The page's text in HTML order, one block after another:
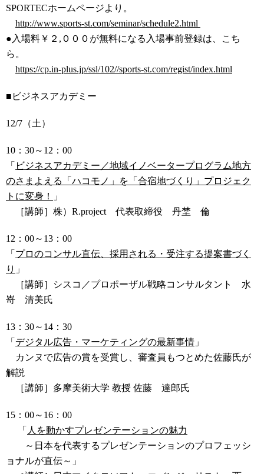
SPORTECホームページより。
http://www.sports-st.com/seminar/schedule2.html
●入場料￥２,０００が無料になる入場事前登録は、こち
ら。
https://cp.in-plus.jp/ssl/102//sports-st.com/regist/index.html
■ビジネスアカデミー
12/7（土）
10：30～12：00
「 ビジネスアカデミー／地域イノベータープログラム地方
のさまよえる「ハコモノ」を「合宿地づくり」プロジェク
トに変身！
」
［講師］ 株）R.project 代表取締役 丹埜 倫
12：00～13：00
「 プロのコンサル直伝、採用される・受注する提案書づく
り 」
［講師］シスコ／プロポーザル戦略コンサルタント 水
嵜 清美氏
13：30～14：30
「 デジタル広告・マーケティングの最新事情 」
カンヌで広告の賞を受賞し、審査員もつとめた佐藤氏が
解説
［講師］多摩美術大学 教授 佐藤 達郎氏
15：00～16：00
「 人を動かすプレゼンテーションの魅力
～日本を代表するプレゼンテーションのプロフェッシ
ョナルが直伝～」